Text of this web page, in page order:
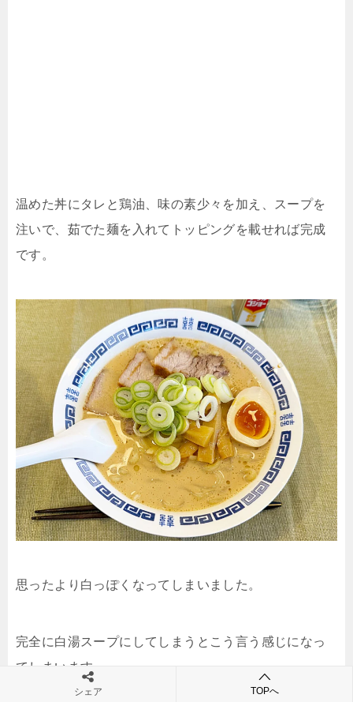
温めた丼にタレと鶏油、味の素少々を加え、スープを
注いで、茹でた麺を入れてトッピングを載せれば完成
です。
思ったより白っぽくなってしまいました。
完全に白湯スープにしてしまうとこう言う感じになっ
てしまいます。
シェア TOPへ